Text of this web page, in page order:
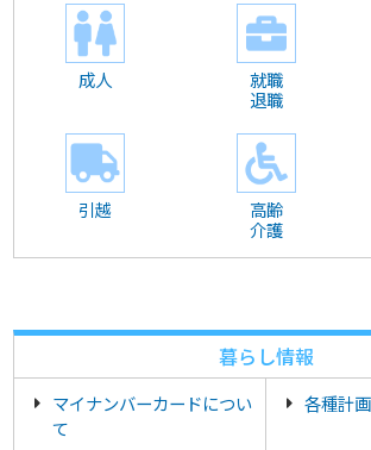
成人
就職
退職
引越
高齢
介護
暮らし情報
マイナンバーカードについ
て
各種計